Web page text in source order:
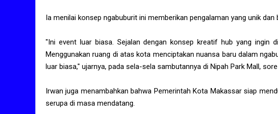
Ia menilai konsep ngabuburit ini memberikan pengalaman yang unik dan
"Ini event luar biasa. Sejalan dengan konsep kreatif hub yang ingin
Menggunakan ruang di atas kota menciptakan nuansa baru dalam
luar biasa," ujarnya, pada sela-sela sambutannya di Nipah Park Mall,
Irwan juga menambahkan bahwa Pemerintah Kota Makassar siap
serupa di masa mendatang.